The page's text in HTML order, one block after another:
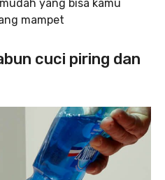
yang bisa kamu
mampet
cuci piring dan